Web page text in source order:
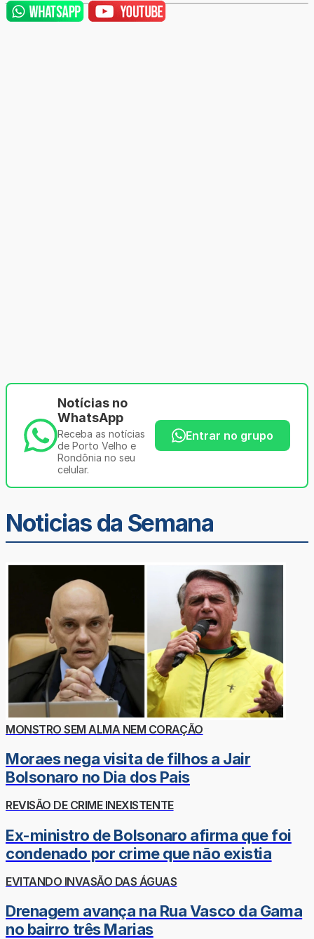
Notícias no
WhatsApp
Receba as notícias
de Porto Velho e
Rondônia no seu
celular.
Entrar no grupo
Noticias da Semana
MONSTRO SEM ALMA NEM CORAÇÃO
Moraes nega visita de filhos a Jair
Bolsonaro no Dia dos Pais
REVISÃO DE CRIME INEXISTENTE
Ex-ministro de Bolsonaro afirma que foi
condenado por crime que não existia
EVITANDO INVASÃO DAS ÁGUAS
Drenagem avança na Rua Vasco da Gama
no bairro três Marias